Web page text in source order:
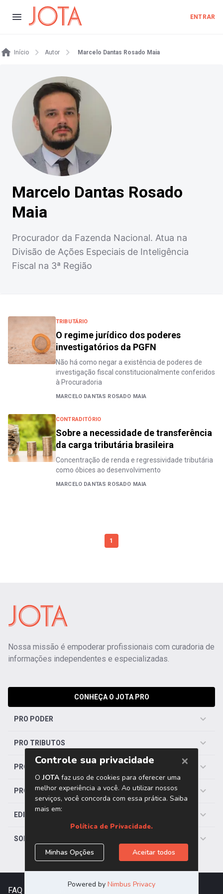
ENTRAR
Início Autor Marcelo Dantas Rosado Maia
Marcelo Dantas Rosado
Maia
Procurador da Fazenda Nacional. Atua na
Divisão de Ações Especiais de Inteligência
Fiscal na 3ª Região
TRIBUTÁRIO
O regime jurídico dos poderes
investigatórios da PGFN
Não há como negar a existência de poderes de
investigação fiscal constitucionalmente conferidos
à Procuradoria
MARCELO DANTAS ROSADO MAIA
CONTRADITÓRIO
Sobre a necessidade de transferência
da carga tributária brasileira
Concentração de renda e regressividade tributária
como óbices ao desenvolvimento
MARCELO DANTAS ROSADO MAIA
1
Nossa missão é empoderar profissionais com curadoria de
informações independentes e especializadas.
CONHEÇA O JOTA PRO
PRO PODER
PRO TRIBUTOS
PRO TRABALHISTA
PRO SAÚDE
EDITORIAS
SOBRE O JOTA
FAQ Trabalhe Conosco